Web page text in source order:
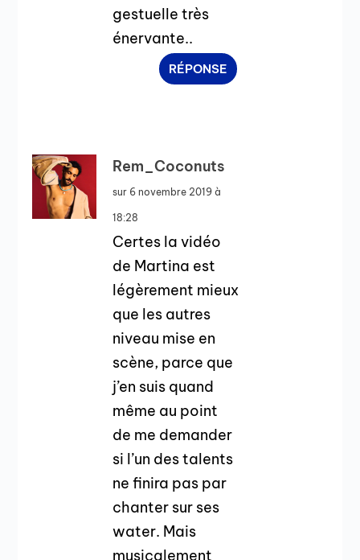
gestuelle très
énervante..
RÉPONSE
Rem_Coconuts
sur 6 novembre 2019 à
18:28
Certes la vidéo
de Martina est
légèrement mieux
que les autres
niveau mise en
scène, parce que
j’en suis quand
même au point
de me demander
si l’un des talents
ne finira pas par
chanter sur ses
water. Mais
musicalement